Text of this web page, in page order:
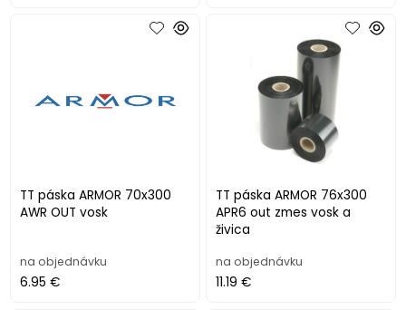
TT páska ARMOR 70x300
AWR OUT vosk
na objednávku
6.95 €
TT páska ARMOR 76x300
APR6 out zmes vosk a
živica
na objednávku
11.19 €